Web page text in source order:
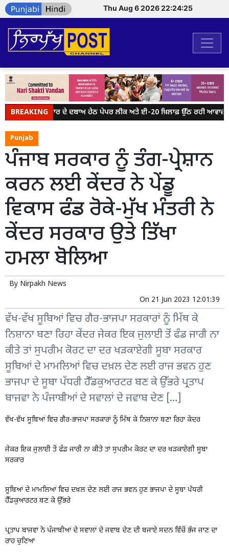
Thu Aug 6 2026 22:24:25
BREAKING
ਮੋਦੀ ਸਰਕਾਰ ਦੇ ਦਬਾਅ ਹੇਠ ਪੇਪਰ ਲੀਕ ਅਤੇ ਈ-20 ਖ਼ਿਲਾਫ਼ ਉੱਠ ਰਹੀ ਆਵਾਜ਼ ਨੂੰ
Punjab
ਪੰਜਾਬ ਸਰਕਾਰ ਨੂੰ ਤੰਗ-ਪ੍ਰੇਸ਼ਾਨ
ਕਰਨ ਲਈ ਕੇਂਦਰ ਨੇ ਪੇਂਡੂ
ਵਿਕਾਸ ਫੰਡ ਰੋਕੇ-ਮੁੱਖ ਮੰਤਰੀ ਨੇ
ਕੇਂਦਰ ਸਰਕਾਰ ਉਤੇ ਤਿੱਖਾ
ਹਮਲਾ ਬੋਲਿਆ
By Nirpakh News
On 21 Jun 2023 12:01:39
ਵੱਖ-ਵੱਖ ਸੂਬਿਆਂ ਵਿਚ ਗੈਰ-ਭਾਜਪਾ ਸਰਕਾਰਾਂ ਨੂੰ ਮਿੱਥ ਕੇ
ਨਿਸ਼ਾਨਾ ਬਣਾ ਰਿਹਾ ਕੇਂਦਰ ਜੇਕਰ ਇਕ ਜੁਲਾਈ ਤੋਂ ਫੰਡ ਜਾਰੀ ਨਾ
ਕੀਤੇ ਤਾਂ ਸੁਪਰੀਮ ਕੋਰਟ ਦਾ ਦਰ ਖੜਕਾਏਗੀ ਸੂਬਾ ਸਰਕਾਰ
ਸੂਬਿਆਂ ਦੇ ਮਾਮਲਿਆਂ ਵਿਚ ਦਖ਼ਲ ਦੇਣ ਲਈ ਰਾਜ ਭਵਨ ਹੁਣ
ਭਾਜਪਾ ਦੇ ਸੂਬਾ ਪੱਧਰੀ ਹੈੱਡਕੁਆਰਟਰ ਬਣ ਕੇ ਉੱਭਰੇ ਪ੍ਰਤਾਪ
ਬਾਜਵਾ ਨੇ ਪੰਜਾਬੀਆਂ ਦੇ ਸਵਾਲਾਂ ਦੇ ਜਵਾਬ ਦੇਣ […]
ਵੱਖ-ਵੱਖ ਸੂਬਿਆਂ ਵਿਚ ਗੈਰ-ਭਾਜਪਾ ਸਰਕਾਰਾਂ ਨੂੰ ਮਿੱਥ ਕੇ ਨਿਸ਼ਾਨਾ ਬਣਾ ਰਿਹਾ ਕੇਂਦਰ
ਜੇਕਰ ਇਕ ਜੁਲਾਈ ਤੋਂ ਫੰਡ ਜਾਰੀ ਨਾ ਕੀਤੇ ਤਾਂ ਸੁਪਰੀਮ ਕੋਰਟ ਦਾ ਦਰ ਖੜਕਾਏਗੀ ਸੂਬਾ
ਸਰਕਾਰ
ਸੂਬਿਆਂ ਦੇ ਮਾਮਲਿਆਂ ਵਿਚ ਦਖ਼ਲ ਦੇਣ ਲਈ ਰਾਜ ਭਵਨ ਹੁਣ ਭਾਜਪਾ ਦੇ ਸੂਬਾ ਪੱਧਰੀ
ਹੈੱਡਕੁਆਰਟਰ ਬਣ ਕੇ ਉੱਭਰੇ
ਪ੍ਰਤਾਪ ਬਾਜਵਾ ਨੇ ਪੰਜਾਬੀਆਂ ਦੇ ਸਵਾਲਾਂ ਦੇ ਜਵਾਬ ਦੇਣ ਦੀ ਬਜਾਏ ਸਦਨ ਵਿੱਚੋਂ ਭੱਜ ਜਾਣ ਦਾ
ਰਾਹ ਚੁਣਿਆ